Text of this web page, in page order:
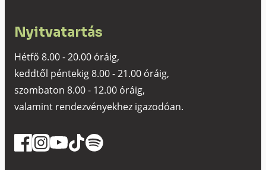
Nyitvatartás
Hétfő 8.00 - 20.00 óráig,
keddtől péntekig 8.00 - 21.00 óráig,
szombaton 8.00 - 12.00 óráig,
valamint rendezvényekhez igazodóan.